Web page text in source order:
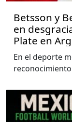
Betsson y
en
Plate en
En el deporte